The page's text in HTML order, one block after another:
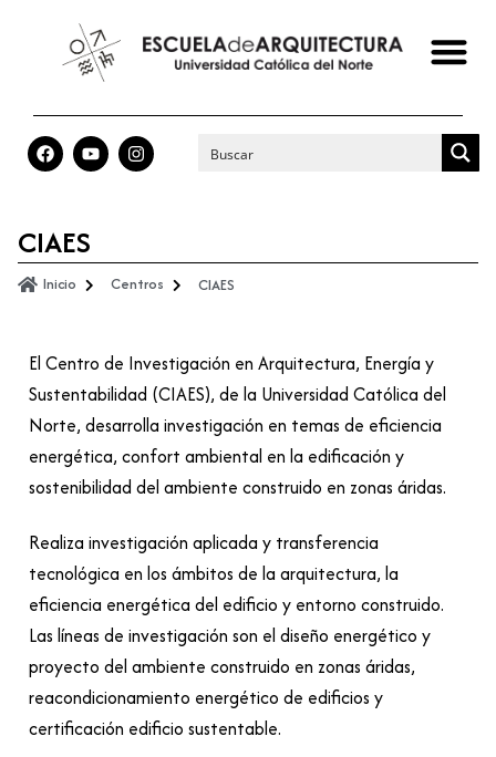
CIAES
Inicio Centros CIAES
El Centro de Investigación en Arquitectura, Energía y
Sustentabilidad (CIAES), de la Universidad Católica del
Norte, desarrolla investigación en temas de eficiencia
energética, confort ambiental en la edificación y
sostenibilidad del ambiente construido en zonas áridas.
Realiza investigación aplicada y transferencia
tecnológica en los ámbitos de la arquitectura, la
eficiencia energética del edificio y entorno construido.
Las líneas de investigación son el diseño energético y
proyecto del ambiente construido en zonas áridas,
reacondicionamiento energético de edificios y
certificación edificio sustentable.